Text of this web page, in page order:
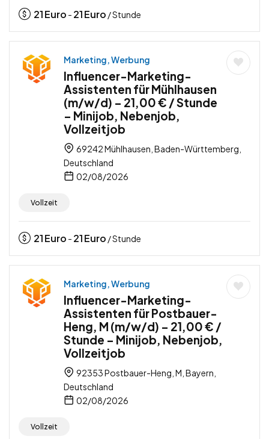
21Euro - 21Euro / Stunde
Marketing, Werbung
Influencer-Marketing-
Assistenten für Mühlhausen
(m/w/d) – 21,00 € / Stunde
– Minijob, Nebenjob,
Vollzeitjob
69242 Mühlhausen, Baden-Württemberg,
Deutschland
02/08/2026
Vollzeit
21Euro - 21Euro / Stunde
Marketing, Werbung
Influencer-Marketing-
Assistenten für Postbauer-
Heng, M (m/w/d) – 21,00 € /
Stunde – Minijob, Nebenjob,
Vollzeitjob
92353 Postbauer-Heng, M, Bayern,
Deutschland
02/08/2026
Vollzeit